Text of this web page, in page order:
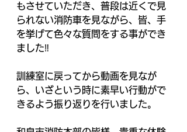
もさせていただき、普段は近くで見
られない消防車を見ながら、皆、手
を挙げて色々な質問をする事ができ
ました‼️
訓練室に戻ってから動画を見なが
ら、いざという時に素早い行動がで
きるよう振り返りを行いました。